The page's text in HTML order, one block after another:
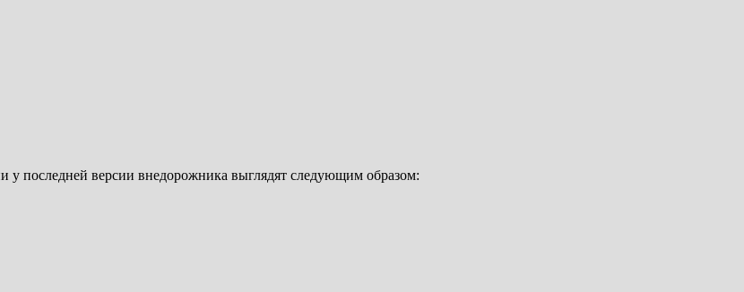
у последней версии внедорожника выглядят следующим образом: